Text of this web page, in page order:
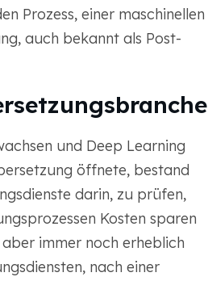
Prozess, einer maschinellen
auch bekannt als Post-
und Deep Learning
öffnete, bestand
darin, zu prüfen,
Kosten sparen
immer noch erheblich
nach einer